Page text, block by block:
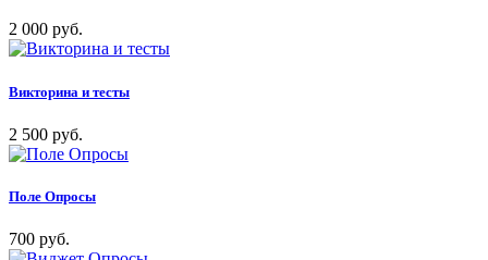
2 000 руб.
Викторина и тесты
2 500 руб.
Поле Опросы
700 руб.